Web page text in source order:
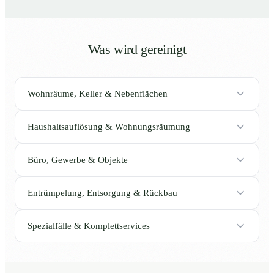
Was wird gereinigt
Wohnräume, Keller & Nebenflächen
Haushaltsauflösung & Wohnungsräumung
Büro, Gewerbe & Objekte
Entrümpelung, Entsorgung & Rückbau
Spezialfälle & Komplettservices